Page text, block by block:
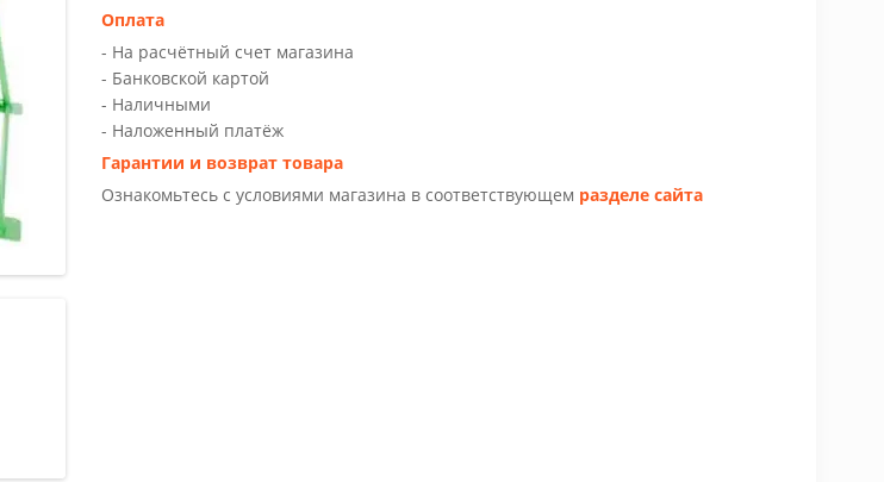
Оплата
- На расчётный счет магазина
- Банковской картой
- Наличными
- Наложенный платёж
Гарантии и возврат товара
Ознакомьтесь с условиями магазина в соответствующем разделе сайта